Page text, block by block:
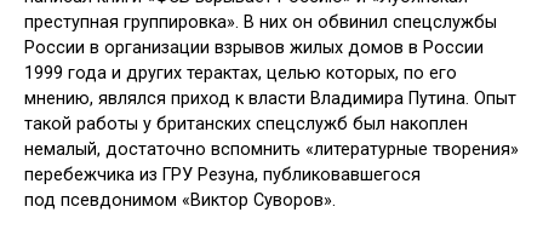
преступная группировка». В них он обвинил спецслужбы
России в организации взрывов жилых домов в России
1999 года и других терактах, целью которых, по его
мнению, являлся приход к власти Владимира Путина. Опыт
такой работы у британских спецслужб был накоплен
немалый, достаточно вспомнить «литературные творения»
перебежчика из ГРУ Резуна, публиковавшегося
под псевдонимом «Виктор Суворов».